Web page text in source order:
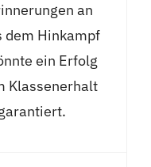
an
dem Hinkampf
ein Erfolg
Klassenerhalt